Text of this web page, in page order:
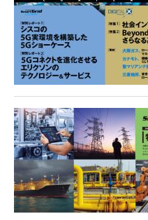
重要インフラ
特別電子版！
― 産業サイバ
へ！ ―
加速するDX
インプレス
Vol.1